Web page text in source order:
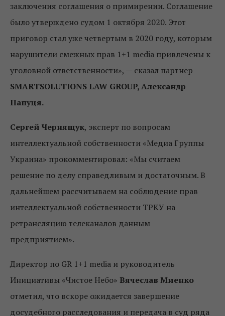
заключения соглашения о примирении. Соглашение
было утверждено судом 1 октября 2020. Этот
приговор стал уже четвертым в 2020 году, которым
нарушители смежных прав 1+1 media привлечены к
уголовной ответственности», — сказал партнер
SMARTSOLUTIONS LAW GROUP, Александр
Папуця.
Сергей Чернящук, эксперт по вопросам
интеллектуальной собственности «Медиа Группы
Украина» прокомментировал: «Мы считаем
решение по делу справедливым и достаточным. В
дальнейшем рассчитываем на соблюдение прав
интеллектуальной собственности ТРКУ на
ретрансляцию телеканалов данным
предприятием».
Директор по GR 1+1 media и руководитель
Инициативы «Чистое Небо» Вячеслав Миенко
отметил, что вскоре ожидается завершение
досудебного расследования и передача в суд ряда